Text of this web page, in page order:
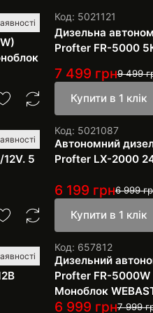
Код: 5021121
Дизельна
Profter FR-5000
7 499 грн9 499
Купити в 1 клік
5
Код: 5021087
Автономний
Profter LX-2000
6 199 грн6 999
Купити в 1 клік
Код: 657812
Дизельний
Profter FR-5000W
Моноблок
6 999 грн7 999